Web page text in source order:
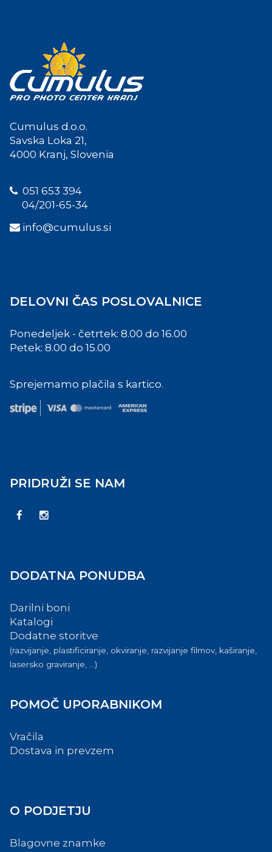
Cumulus d.o.o.
Savska Loka 21,
4000 Kranj, Slovenia
051 653 394
04/201-65-34
info@cumulus.si
DELOVNI ČAS POSLOVALNICE
Ponedeljek - četrtek: 8.00 do 16.00
Petek: 8.00 do 15.00
Sprejemamo plačila s kartico.
PRIDRUŽI SE NAM
DODATNA PONUDBA
Darilni boni
Katalogi
Dodatne storitve
(razvijanje, plastificiranje, okviranje, razvijanje filmov, kaširanje,
lasersko graviranje, ...)
POMOČ UPORABNIKOM
Vračila
Dostava in prevzem
O PODJETJU
Blagovne znamke